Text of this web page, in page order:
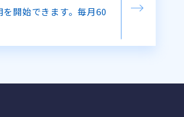
開始できます。毎月60